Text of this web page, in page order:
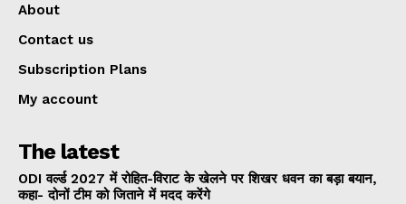
About
Contact us
Subscription Plans
My account
The latest
ODI वर्ल्ड 2027 में रोहित-विराट के खेलने पर शिखर धवन का बड़ा बयान,
कहा- दोनों टीम को जिताने में मदद करेंगे